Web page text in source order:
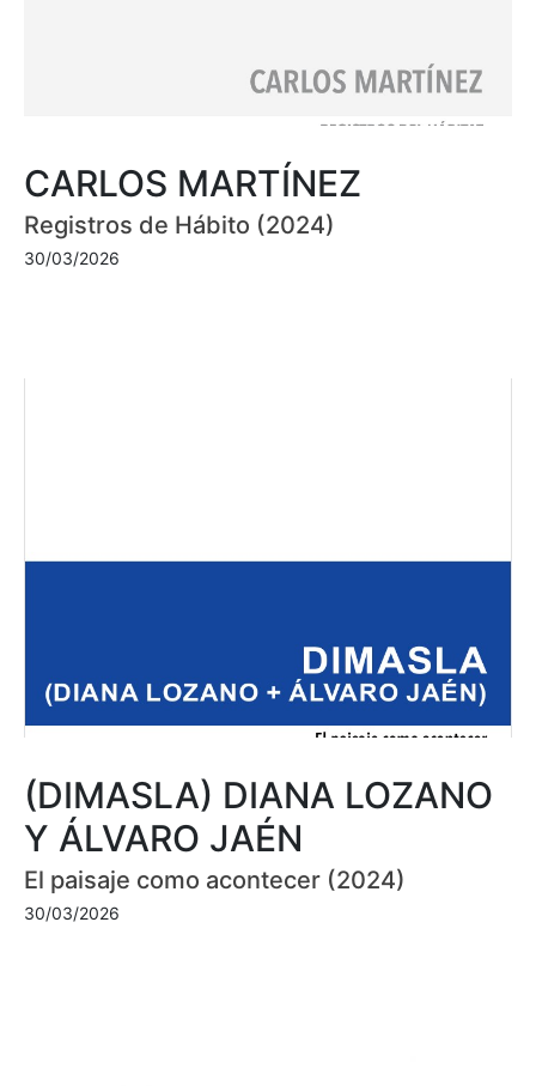
CARLOS MARTÍNEZ
Registros de Hábito (2024)
30/03/2026
(DIMASLA) DIANA LOZANO
Y ÁLVARO JAÉN
El paisaje como acontecer (2024)
30/03/2026